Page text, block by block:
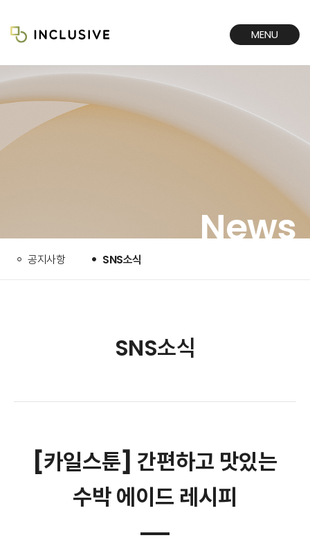
MENU
News
공지사항 SNS소식
SNS소식
[카일스툰] 간편하고 맛있는
수박 에이드 레시피